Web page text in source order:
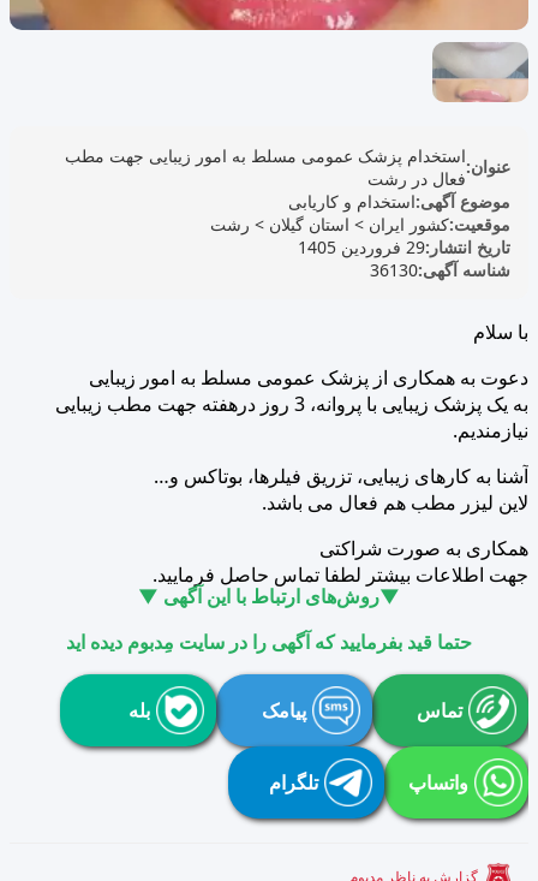
عنوان:استخدام پزشک عمومی مسلط به امور زیبایی جهت مطب
فعال در رشت
موضوع آگهی:استخدام و کاریابی
موقعیت:کشور ایران > استان گیلان > رشت
تاریخ انتشار:29 فروردین 1405
شناسه آگهی:36130
با سلام
دعوت به همکاری از پزشک عمومی مسلط به امور زیبایی
به یک پزشک زیبایی با پروانه، 3 روز درهفته جهت مطب زیبایی
نیازمندیم.
آشنا به کارهای زیبایی، تزریق فیلرها، بوتاکس و…
لاین لیزر مطب هم فعال می باشد.
همکاری به صورت شراکتی
جهت اطلاعات بیشتر لطفا تماس حاصل فرمایید.
▼روش‌های ارتباط با این آگهی ▼
حتما قید بفرمایید که آگهی را در سایت مِدبوم دیده اید
تماس پیامک بله
واتساپ تلگرام
گزارش به ناظر مدبوم